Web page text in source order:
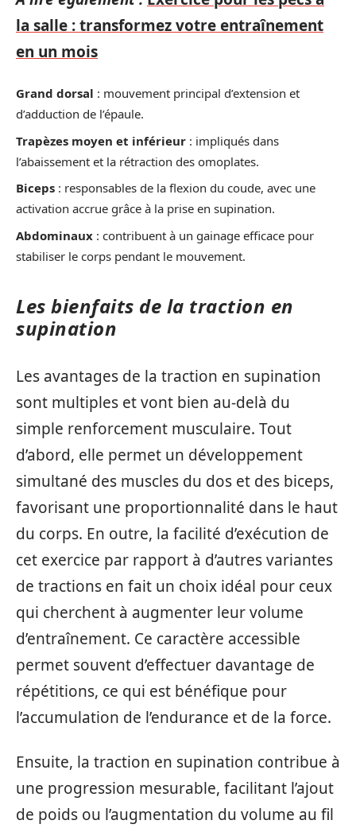
la salle : transformez votre entraînement
en un mois
Grand dorsal : mouvement principal d’extension et
d’adduction de l’épaule.
Trapèzes moyen et inférieur : impliqués dans
l’abaissement et la rétraction des omoplates.
Biceps : responsables de la flexion du coude, avec une
activation accrue grâce à la prise en supination.
Abdominaux : contribuent à un gainage efficace pour
stabiliser le corps pendant le mouvement.
Les bienfaits de la traction en
supination
Les avantages de la traction en supination
sont multiples et vont bien au-delà du
simple renforcement musculaire. Tout
d’abord, elle permet un développement
simultané des muscles du dos et des biceps,
favorisant une proportionnalité dans le haut
du corps. En outre, la facilité d’exécution de
cet exercice par rapport à d’autres variantes
de tractions en fait un choix idéal pour ceux
qui cherchent à augmenter leur volume
d’entraînement. Ce caractère accessible
permet souvent d’effectuer davantage de
répétitions, ce qui est bénéfique pour
l’accumulation de l’endurance et de la force.
Ensuite, la traction en supination contribue à
une progression mesurable, facilitant l’ajout
de poids ou l’augmentation du volume au fil